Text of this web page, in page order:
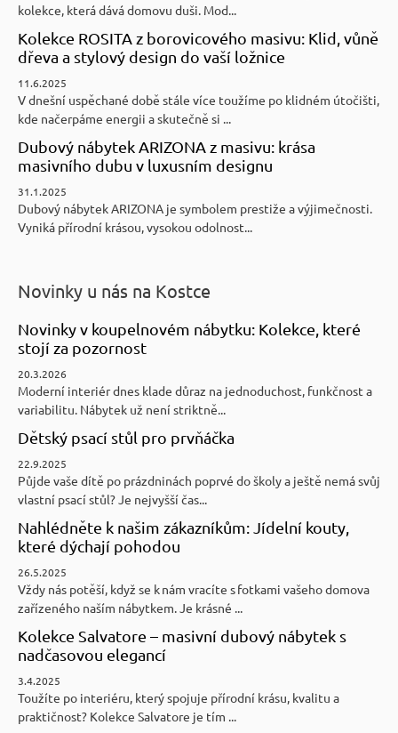
kolekce, která dává domovu duši. Mod...
Kolekce ROSITA z borovicového masivu: Klid, vůně
dřeva a stylový design do vaší ložnice
11.6.2025
V dnešní uspěchané době stále více toužíme po klidném útočišti,
kde načerpáme energii a skutečně si ...
Dubový nábytek ARIZONA z masivu: krása
masivního dubu v luxusním designu
31.1.2025
Dubový nábytek ARIZONA je symbolem prestiže a výjimečnosti.
Vyniká přírodní krásou, vysokou odolnost...
Novinky u nás na Kostce
Novinky v koupelnovém nábytku: Kolekce, které
stojí za pozornost
20.3.2026
Moderní interiér dnes klade důraz na jednoduchost, funkčnost a
variabilitu. Nábytek už není striktně...
Dětský psací stůl pro prvňáčka
22.9.2025
Půjde vaše dítě po prázdninách poprvé do školy a ještě nemá svůj
vlastní psací stůl? Je nejvyšší čas...
Nahlédněte k našim zákazníkům: Jídelní kouty,
které dýchají pohodou
26.5.2025
Vždy nás potěší, když se k nám vracíte s fotkami vašeho domova
zařízeného naším nábytkem. Je krásné ...
Kolekce Salvatore – masivní dubový nábytek s
nadčasovou elegancí
3.4.2025
Toužíte po interiéru, který spojuje přírodní krásu, kvalitu a
praktičnost? Kolekce Salvatore je tím ...